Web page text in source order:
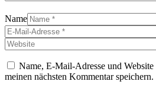
Name
Name, E-Mail-Adresse und
meinen nächsten Kommentar speichern.